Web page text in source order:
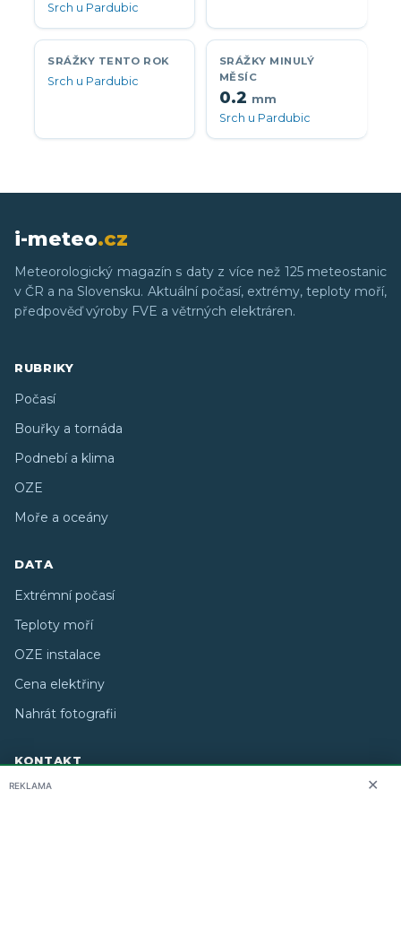
Srch u Pardubic
SRÁŽKY TENTO ROK
Srch u Pardubic
SRÁŽKY MINULÝ
MĚSÍC
0.2 mm
Srch u Pardubic
i-meteo.cz
Meteorologický magazín s daty z více než 125 meteostanic
v ČR a na Slovensku. Aktuální počasí, extrémy, teploty moří,
předpověď výroby FVE a větrných elektráren.
RUBRIKY
Počasí
Bouřky a tornáda
Podnebí a klima
OZE
Moře a oceány
DATA
Extrémní počasí
Teploty moří
OZE instalace
Cena elektřiny
Nahrát fotografii
KONTAKT
O nás
REKLAMA ✕